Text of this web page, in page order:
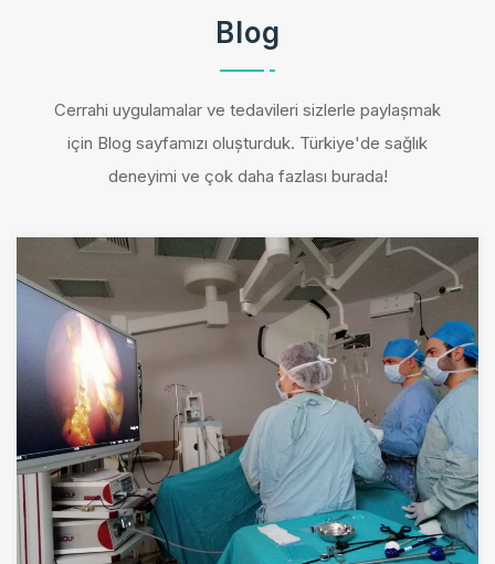
Blog
Cerrahi uygulamalar ve tedavileri sizlerle paylaşmak
için Blog sayfamızı oluşturduk. Türkiye'de sağlık
deneyimi ve çok daha fazlası burada!